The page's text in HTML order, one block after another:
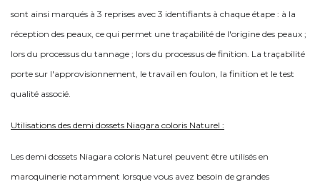
sont ainsi marqués à 3 reprises avec 3 identifiants à chaque étape : à la
réception des peaux, ce qui permet une traçabilité de l'origine des peaux ;
lors du processus du tannage ; lors du processus de finition. La traçabilité
porte sur l'approvisionnement, le travail en foulon, la finition et le test
qualité associé.
Utilisations des demi dossets Niagara coloris Naturel :
Les demi dossets Niagara coloris Naturel peuvent être utilisés en
maroquinerie notamment lorsque vous avez besoin de grandes